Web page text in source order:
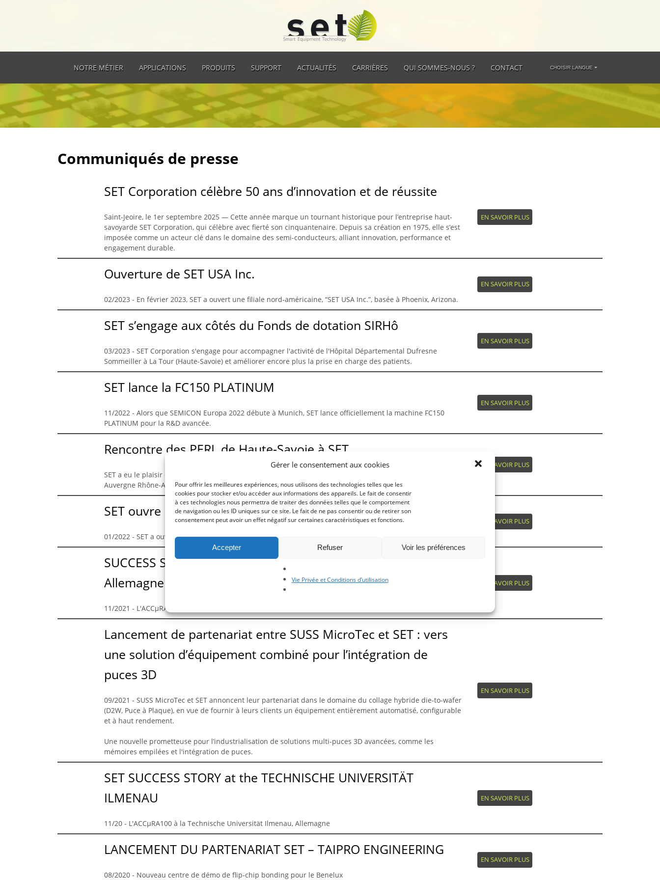
Gérer le consentement aux cookies
Pour offrir les meilleures expériences, nous utilisons des technologies telles que les
cookies pour stocker et/ou accéder aux informations des appareils. Le fait de consentir
à ces technologies nous permettra de traiter des données telles que le comportement
de navigation ou les ID uniques sur ce site. Le fait de ne pas consentir ou de retirer son
consentement peut avoir un effet négatif sur certaines caractéristiques et fonctions.
Accepter Refuser Voir les préférences
Vie Privée et Conditions d’utilisation
NOTRE MÉTIER APPLICATIONS PRODUITS SUPPORT ACTUALITÉS CARRIÈRES QUI SOMMES-NOUS ? CONTACT CHOISIR LANGUE
Communiqués de presse
SET Corporation célèbre 50 ans d’innovation et de réussite
Saint-Jeoire, le 1er septembre 2025 — Cette année marque un tournant historique pour l’entreprise haut-
savoyarde SET Corporation, qui célèbre avec fierté son cinquantenaire. Depuis sa création en 1975, elle s’est
imposée comme un acteur clé dans le domaine des semi-conducteurs, alliant innovation, performance et
engagement durable.
EN SAVOIR PLUS
Ouverture de SET USA Inc.
02/2023 - En février 2023, SET a ouvert une filiale nord-américaine, “SET USA Inc.”, basée à Phoenix, Arizona.
EN SAVOIR PLUS
SET s’engage aux côtés du Fonds de dotation SIRHô
03/2023 - SET Corporation s'engage pour accompagner l'activité de l'Hôpital Départemental Dufresne
Sommeiller à La Tour (Haute-Savoie) et améliorer encore plus la prise en charge des patients.
EN SAVOIR PLUS
SET lance la FC150 PLATINUM
11/2022 - Alors que SEMICON Europa 2022 débute à Munich, SET lance officiellement la machine FC150
PLATINUM pour la R&D avancée.
EN SAVOIR PLUS
Rencontre des PERL de Haute-Savoie à SET
SET a eu le plaisir d'accueillir la Rencontre des PERL (Potential Entreprises to Real Leaders), organisée par
Auvergne Rhône-Alpes Entreprises.
EN SAVOIR PLUS
SET ouvre une filiale en Chine
01/2022 - SET a ouvert sa nouvelle filiale chinoise le 1er janvier 2022.
EN SAVOIR PLUS
SUCCESS STORY à l’Université d’Aix-la-Chapelle (RWTH),
Allemagne
11/2021 - L'ACCµRA100 de SET au service d'une des plus grandes universités techniques d'Allemagne.
EN SAVOIR PLUS
Lancement de partenariat entre SUSS MicroTec et SET : vers
une solution d’équipement combiné pour l’intégration de
puces 3D
09/2021 - SUSS MicroTec et SET annoncent leur partenariat dans le domaine du collage hybride die-to-wafer
(D2W, Puce à Plaque), en vue de fournir à leurs clients un équipement entièrement automatisé, configurable
et à haut rendement.
Une nouvelle prometteuse pour l’industrialisation de solutions multi-puces 3D avancées, comme les
mémoires empilées et l'intégration de puces.
EN SAVOIR PLUS
SET SUCCESS STORY at the TECHNISCHE UNIVERSITÄT
ILMENAU
11/20 - L'ACCµRA100 à la Technische Universität Ilmenau, Allemagne
EN SAVOIR PLUS
LANCEMENT DU PARTENARIAT SET – TAIPRO ENGINEERING
08/2020 - Nouveau centre de démo de flip-chip bonding pour le Benelux
EN SAVOIR PLUS